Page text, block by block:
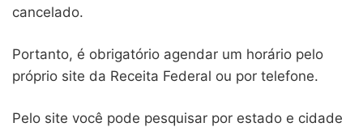
cancelado.
Portanto, é obrigatório agendar um horário pelo
próprio site da Receita Federal ou por telefone.
Pelo site você pode pesquisar por estado e cidade